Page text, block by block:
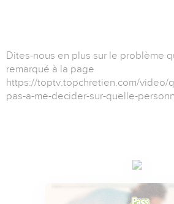
Dites-nous en plus sur le problème
remarqué à la page
https://toptv.topchretien.com/video/
pas-a-me-decider-sur-quelle-